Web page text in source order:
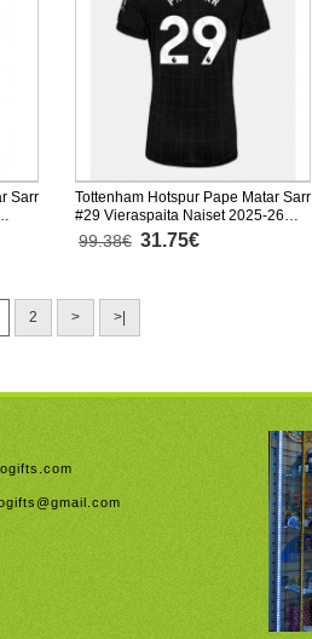
Sarr
Tottenham Hotspur Pape Matar Sarr
#29 Vieraspaita Naiset 2025-26
Lyhythihainen
99.38€ 31.75€
2 > >|